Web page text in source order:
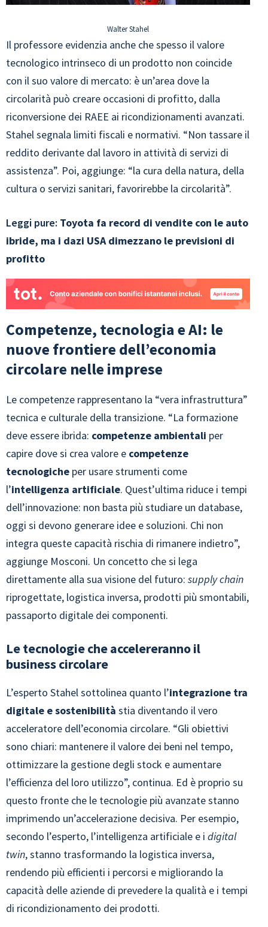
Walter Stahel
Il professore evidenzia anche che spesso il valore
tecnologico intrinseco di un prodotto non coincide
con il suo valore di mercato: è un’area dove la
circolarità può creare occasioni di profitto, dalla
riconversione dei RAEE ai ricondizionamenti avanzati.
Stahel segnala limiti fiscali e normativi. “Non tassare il
reddito derivante dal lavoro in attività di servizi di
assistenza”. Poi, aggiunge: “la cura della natura, della
cultura o servizi sanitari, favorirebbe la circolarità”.
Leggi pure: Toyota fa record di vendite con le auto
ibride, ma i dazi USA dimezzano le previsioni di
profitto
Competenze, tecnologia e AI: le
nuove frontiere dell’economia
circolare nelle imprese
Le competenze rappresentano la “vera infrastruttura”
tecnica e culturale della transizione. “La formazione
deve essere ibrida: competenze ambientali per
capire dove si crea valore e competenze
tecnologiche per usare strumenti come
l’intelligenza artificiale. Quest’ultima riduce i tempi
dell’innovazione: non basta più studiare un database,
oggi si devono generare idee e soluzioni. Chi non
integra queste capacità rischia di rimanere indietro”,
aggiunge Mosconi. Un concetto che si lega
direttamente alla sua visione del futuro: supply chain
riprogettate, logistica inversa, prodotti più smontabili,
passaporto digitale dei componenti.
Le tecnologie che accelereranno il
business circolare
L’esperto Stahel sottolinea quanto l’integrazione tra
digitale e sostenibilità stia diventando il vero
acceleratore dell’economia circolare. “Gli obiettivi
sono chiari: mantenere il valore dei beni nel tempo,
ottimizzare la gestione degli stock e aumentare
l’efficienza del loro utilizzo”, continua. Ed è proprio su
questo fronte che le tecnologie più avanzate stanno
imprimendo un’accelerazione decisiva. Per esempio,
secondo l’esperto, l’intelligenza artificiale e i digital
twin, stanno trasformando la logistica inversa,
rendendo più efficienti i percorsi e migliorando la
capacità delle aziende di prevedere la qualità e i tempi
di ricondizionamento dei prodotti.